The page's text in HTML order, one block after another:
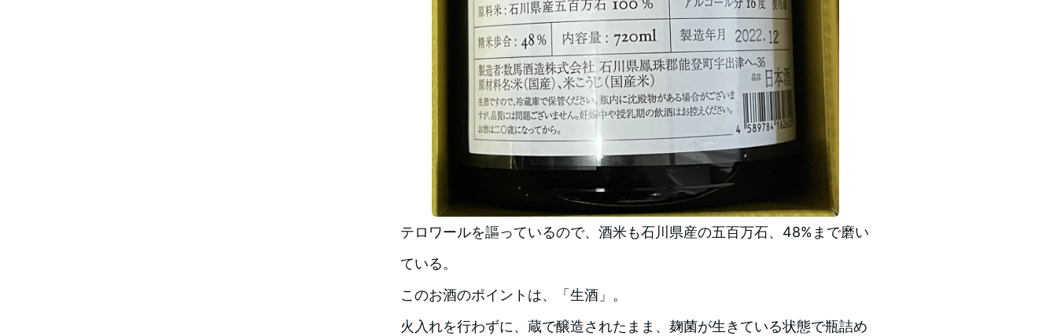
テロワールを謳っているので、酒米も石川県産の五百万石、48%まで磨い
ている。
このお酒のポイントは、「生酒」。
火入れを行わずに、蔵で醸造されたまま、麹菌が生きている状態で瓶詰め